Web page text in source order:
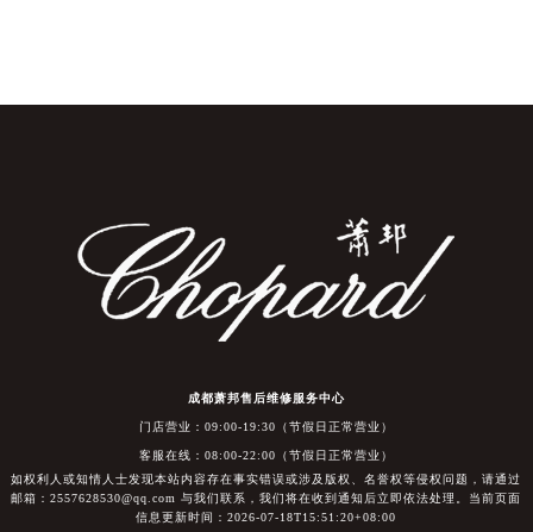
成都萧邦售后维修服务中心
门店营业：09:00-19:30（节假日正常营业）
客服在线：08:00-22:00（节假日正常营业）
如权利人或知情人士发现本站内容存在事实错误或涉及版权、名誉权等侵权问题，请通过
邮箱：2557628530@qq.com 与我们联系，我们将在收到通知后立即依法处理。当前页面
信息更新时间：2026-07-18T15:51:20+08:00